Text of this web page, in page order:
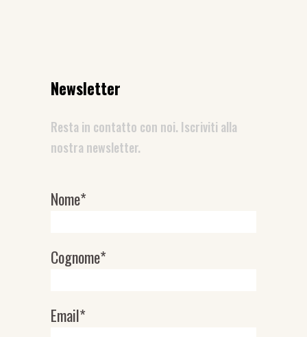
Newsletter
Resta in contatto con noi. Iscriviti alla
nostra newsletter.
Newsletter
Nome*
Cognome*
Email*